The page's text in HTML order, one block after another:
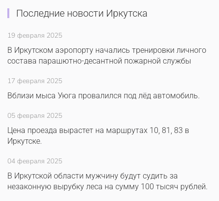
Последние новости Иркутска
19 февраля 2025
В Иркутском аэропорту начались тренировки личного
состава парашютно-десантной пожарной службы
17 февраля 2025
Вблизи мыса Уюга провалился под лёд автомобиль.
05 февраля 2025
Цена проезда вырастет на маршрутах 10, 81, 83 в
Иркутске.
04 февраля 2025
В Иркутской области мужчину будут судить за
незаконную вырубку леса на сумму 100 тысяч рублей.